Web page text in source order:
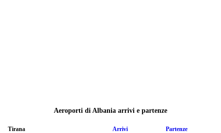
Aeroporti di Albania arrivi e partenze
Tirana Arrivi Partenze